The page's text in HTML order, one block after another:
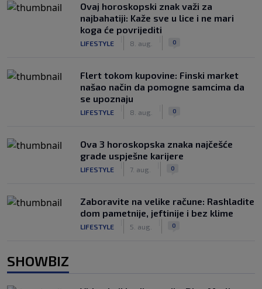
Ovaj horoskopski znak važi za
najbahatiji: Kaže sve u lice i ne mari
koga će povrijediti
LIFESTYLE 8. aug. 0
Flert tokom kupovine: Finski market
našao način da pomogne samcima da
se upoznaju
LIFESTYLE 8. aug. 0
Ova 3 horoskopska znaka najčešće
grade uspješne karijere
LIFESTYLE 7. aug. 0
Zaboravite na velike račune: Rashladite
dom pametnije, jeftinije i bez klime
LIFESTYLE 5. aug. 0
SHOWBIZ